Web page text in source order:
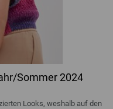
Sommer 2024
Looks, weshalb auf den